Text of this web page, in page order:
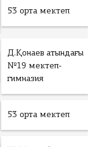
53 орта мектеп
Д.Қонаев атындағы
№19 мектеп-
гимназия
53 орта мектеп